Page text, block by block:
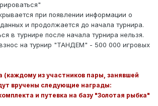
при появлении информации о
и продолжается до начала турнира.
в турнире после начала турнира нельзя.
на турнир "ТАНДЕМ" - 500 000 игровых
(каждому из участников пары, занявшей
вручены следующие награды:
и путевка на базу "Золотая рыбка"